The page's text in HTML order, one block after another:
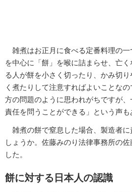
雑煮はお正月に食べる定番料理の一
を中心に「餅」を喉に詰まらせ、亡
る人が餅を小さく切ったり、かみ切
く煮たりして注意すればよいことな
方の問題のように思われがちですが
責任を問うことができる」という声も
雑煮の餅で窒息した場合、製造者に
しょうか。佐藤みのり法律事務所の
した。
餅に対する日本人の認識